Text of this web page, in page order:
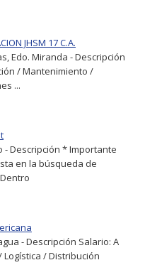
JHSM 17 C.A.
Edo. Miranda - Descripción
/ Mantenimiento /
...
- Descripción * Importante
en la búsqueda de
- Descripción Salario: A
/ Distribución